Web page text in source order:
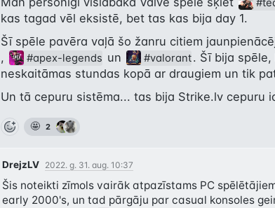
kas tagad vēl eksistē, bet tas kas bija day 1.
Šī spēle pavēra vaļā šo žanru citiem
, #apex-legends un #valorant. Šī bija
neskaitāmas stundas kopā ar draugiem un tik
Un tā cepuru sistēma... tas bija Strike.lv cepuru
🤩 2
DrejzLV 2022. g. 31. aug. 10:37
Šis noteikti zīmols vairāk atpazīstams PC
early 2000's, un tad pārgāju par casual konsoles